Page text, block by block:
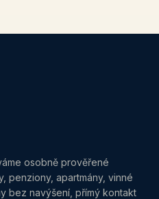
osobně prověřené
penziony, apartmány, vinné
bez navýšení, přímý kontakt